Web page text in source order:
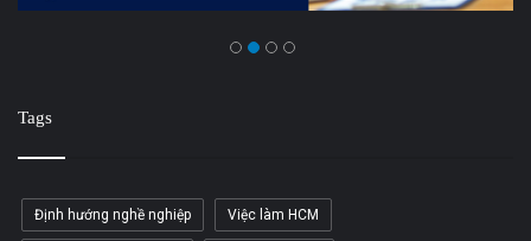
Tags
Định hướng nghề nghiệp Việc làm HCM